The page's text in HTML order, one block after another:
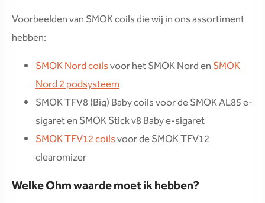
Voorbeelden van SMOK coils die wij in ons assortiment
hebben:
SMOK Nord coilsvoor het SMOK Nord enSMOK
Nord 2 podsysteem
SMOK TFV8 (Big) Baby coils voor de SMOK AL85 e-
sigaret en SMOK Stick v8 Baby e-sigaret
SMOK TFV12 coilsvoor de SMOK TFV12
clearomizer
Welke Ohm waarde moet ik hebben?